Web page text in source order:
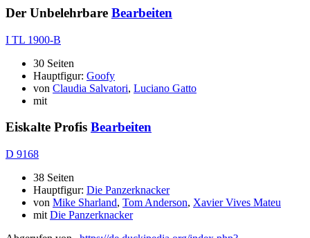
Der Unbelehrbare Bearbeiten
I TL 1900-B
30 Seiten
Hauptfigur: Goofy
von Claudia Salvatori, Luciano Gatto
mit
Eiskalte Profis Bearbeiten
D 9168
38 Seiten
Hauptfigur: Die Panzerknacker
von Mike Sharland, Tom Anderson, Xavier Vives Mateu
mit Die Panzerknacker